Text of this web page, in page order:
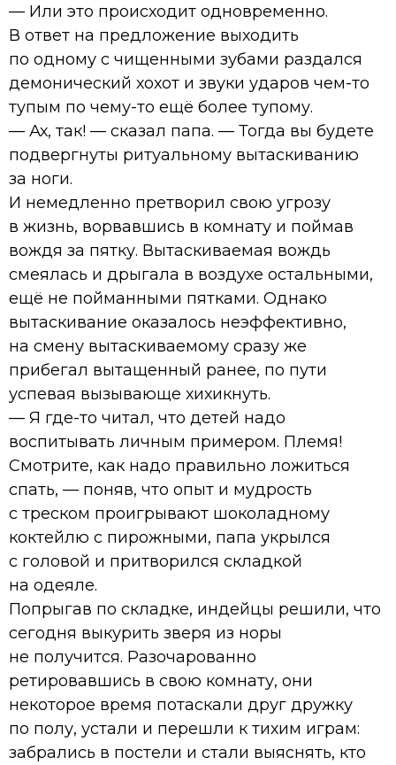
— Или это происходит одновременно.
В ответ на предложение выходить
по одному с чищенными зубами раздался
демонический хохот и звуки ударов чем-то
тупым по чему-то ещё более тупому.
— Ах, так! — сказал папа. — Тогда вы будете
подвергнуты ритуальному вытаскиванию
за ноги.
И немедленно претворил свою угрозу
в жизнь, ворвавшись в комнату и поймав
вождя за пятку. Вытаскиваемая вождь
смеялась и дрыгала в воздухе остальными,
ещё не пойманными пятками. Однако
вытаскивание оказалось неэффективно,
на смену вытаскиваемому сразу же
прибегал вытащенный ранее, по пути
успевая вызывающе хихикнуть.
— Я где-то читал, что детей надо
воспитывать личным примером. Племя!
Смотрите, как надо правильно ложиться
спать, — поняв, что опыт и мудрость
с треском проигрывают шоколадному
коктейлю с пирожными, папа укрылся
с головой и притворился складкой
на одеяле.
Попрыгав по складке, индейцы решили, что
сегодня выкурить зверя из норы
не получится. Разочарованно
ретировавшись в свою комнату, они
некоторое время потаскали друг дружку
по полу, устали и перешли к тихим играм:
забрались в постели и стали выяснять, кто